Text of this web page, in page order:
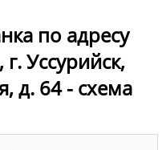
по адресу
Уссурийск,
д. 64 - схема